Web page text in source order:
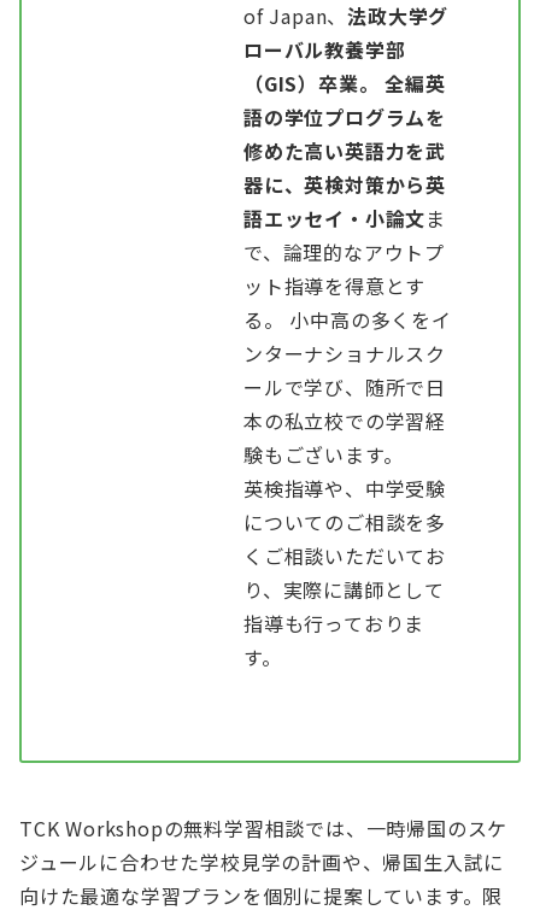
of Japan、法政大学グ
ローバル教養学部
（GIS） 卒業。 全編英
語の学位プログラムを
修めた高い英語力を武
器に、英検対策から英
語エッセイ・小論文ま
で、論理的なアウトプ
ット指導を得意とす
る。 小中高の多くをイ
ンターナショナルスク
ールで学び、随所で日
本の私立校での学習経
験もございます。
英検指導や、中学受験
についてのご相談を多
くご相談いただいてお
り、実際に講師として
指導も行っておりま
す。
TCK Workshopの無料学習相談では、一時帰国のスケ
ジュールに合わせた学校見学の計画や、帰国生入試に
向けた最適な学習プランを個別に提案しています。限